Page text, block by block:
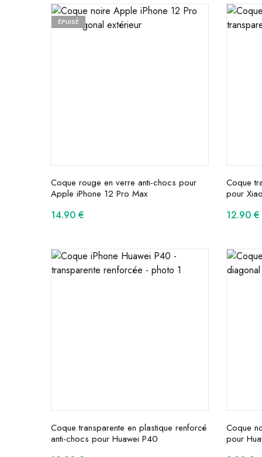
ÉPUISÉ
Coque rouge en verre anti-chocs pour
Apple iPhone 12 Pro Max
14.90 €
Coque
pour
12.90 €
Coque transparente en plastique renforcé
anti-chocs pour Huawei P40
Coque
pour